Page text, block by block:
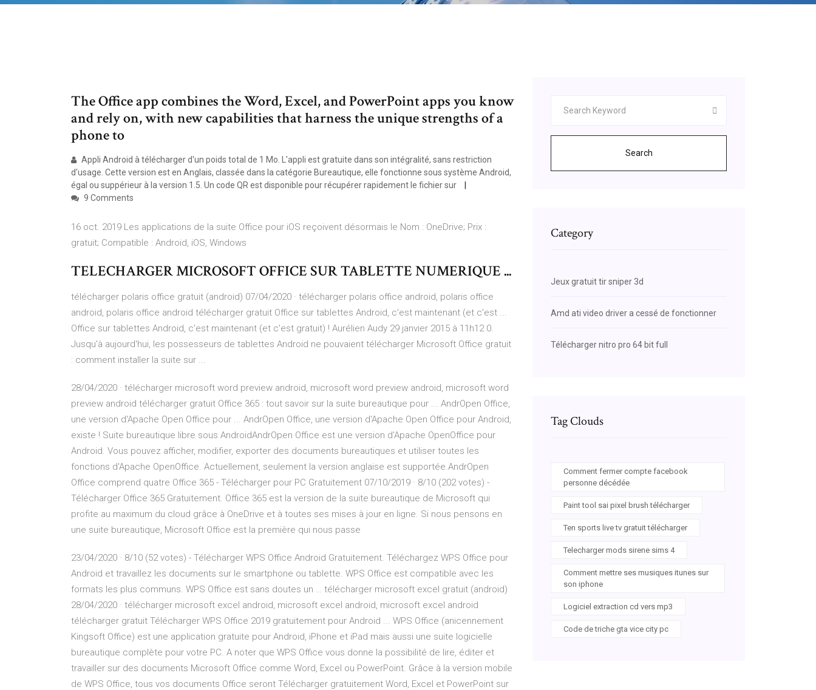
The Office app combines the Word, Excel, and PowerPoint apps you know
and rely on, with new capabilities that harness the unique strengths of a
phone to
Appli Android à télécharger d'un poids total de 1 Mo. L'appli est gratuite dans son intégralité, sans restriction
d'usage. Cette version est en Anglais, classée dans la catégorie Bureautique, elle fonctionne sous système Android,
égal ou suppérieur à la version 1.5. Un code QR est disponible pour récupérer rapidement le fichier sur
9 Comments
16 oct. 2019 Les applications de la suite Office pour iOS reçoivent désormais le Nom : OneDrive; Prix :
gratuit; Compatible : Android, iOS, Windows
TELECHARGER MICROSOFT OFFICE SUR TABLETTE NUMERIQUE ...
télécharger polaris office gratuit (android) 07/04/2020 · télécharger polaris office android, polaris office
android, polaris office android télécharger gratuit Office sur tablettes Android, c'est maintenant (et c'est ...
Office sur tablettes Android, c'est maintenant (et c'est gratuit) ! Aurélien Audy 29 janvier 2015 à 11h12 0.
Jusqu'à aujourd'hui, les possesseurs de tablettes Android ne pouvaient télécharger Microsoft Office gratuit
: comment installer la suite sur ...
28/04/2020 · télécharger microsoft word preview android, microsoft word preview android, microsoft word
preview android télécharger gratuit Office 365 : tout savoir sur la suite bureautique pour ... AndrOpen Office,
une version d'Apache Open Office pour ... AndrOpen Office, une version d'Apache Open Office pour Android,
existe ! Suite bureautique libre sous AndroidAndrOpen Office est une version d'Apache OpenOffice pour
Android. Vous pouvez afficher, modifier, exporter des documents bureautiques et utiliser toutes les
fonctions d'Apache OpenOffice. Actuellement, seulement la version anglaise est supportée.AndrOpen
Office comprend quatre Office 365 - Télécharger pour PC Gratuitement 07/10/2019 · 8/10 (202 votes) -
Télécharger Office 365 Gratuitement. Office 365 est la version de la suite bureautique de Microsoft qui
profite au maximum du cloud grâce à OneDrive et à toutes ses mises à jour en ligne. Si nous pensons en
une suite bureautique, Microsoft Office est la première qui nous passe
23/04/2020 · 8/10 (52 votes) - Télécharger WPS Office Android Gratuitement. Téléchargez WPS Office pour
Android et travaillez les documents sur le smartphone ou tablette. WPS Office est compatible avec les
formats les plus communs. WPS Office est sans doutes un … télécharger microsoft excel gratuit (android)
28/04/2020 · télécharger microsoft excel android, microsoft excel android, microsoft excel android
télécharger gratuit Télécharger WPS Office 2019 gratuitement pour Android ... WPS Office (anicennement
Kingsoft Office) est une application gratuite pour Android, iPhone et iPad mais aussi une suite logicielle
bureautique complète pour votre PC. A noter que WPS Office vous donne la possibilité de lire, éditer et
travailler sur des documents Microsoft Office comme Word, Excel ou PowerPoint. Grâce à la version mobile
de WPS Office, tous vos documents Office seront Télécharger gratuitement Word, Excel et PowerPoint sur
Search
Category
Jeux gratuit tir sniper 3d
Amd ati video driver a cessé de fonctionner
Télécharger nitro pro 64 bit full
Tag Clouds
Comment fermer compte facebook
personne décédée
Paint tool sai pixel brush télécharger
Ten sports live tv gratuit télécharger
Telecharger mods sirene sims 4
Comment mettre ses musiques itunes sur
son iphone
Logiciel extraction cd vers mp3
Code de triche gta vice city pc